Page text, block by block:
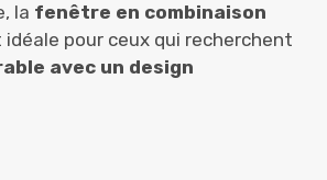
la fenêtre en combinaison
idéale pour ceux qui recherchent
avec un design